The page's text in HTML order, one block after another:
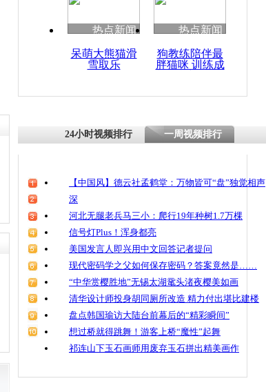
魂
热点新闻
呆萌大熊猫滑
雪取乐
热点新闻
狗教练陪伴最
胖猫咪 训练成
24小时视频排行 一周视频排行
【中国风】德云社孟鹤堂：万物皆可“盘”独觉相声
深
河北无腿老兵马三小：爬行19年种树1.7万棵
信号灯Plus！浑身都亮
美国发言人即兴用中文回答记者提问
现代密码学之父如何保存密码？答案竟然是……
“中华赏樱胜地”无锡太湖鼋头渚夜樱美如画
清华设计师投身胡同厕所改造 精力付出堪比建楼
盘点韩国瑜访大陆台前幕后的“精彩瞬间”
想过桥就得跳舞！游客上桥“魔性”起舞
祁连山下玉石画师用废弃玉石拼出精美画作